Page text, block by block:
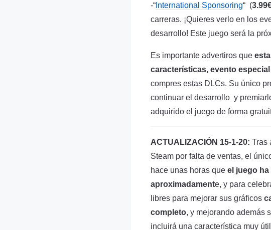
-“International Sponsoring“ (
carreras. ¡Quieres verlo en los
desarrollo! Este juego será la
Es importante advertiros que
características, evento
compres estas DLCs. Su único
continuar el desarrollo y
adquirido el juego de forma
ACTUALIZACIÓN 15-1-20: Tras
Steam por falta de ventas, el
hace unas horas que el juego ha
aproximadamente, y para
libres para mejorar sus gráficos
completo, y mejorando además
incluirá una característica muy